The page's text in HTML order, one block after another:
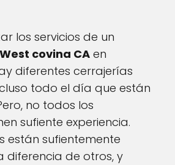
los servicios de un
covina CA en
diferentes cerrajerías
todo el día que están
no todos los
sufiente experiencia.
están sufientemente
diferencia de otros, y